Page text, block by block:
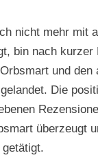
nicht mehr mit
bin nach kurzer
und den
Die
überzeugt